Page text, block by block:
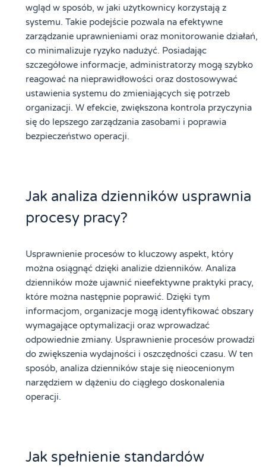
wgląd w sposób, w jaki użytkownicy korzystają z
systemu. Takie podejście pozwala na efektywne
zarządzanie uprawnieniami oraz monitorowanie działań,
co minimalizuje ryzyko nadużyć. Posiadając
szczegółowe informacje, administratorzy mogą szybko
reagować na nieprawidłowości oraz dostosowywać
ustawienia systemu do zmieniających się potrzeb
organizacji. W efekcie, zwiększona kontrola przyczynia
się do lepszego zarządzania zasobami i poprawia
bezpieczeństwo operacji.
Jak analiza dzienników usprawnia
procesy pracy?
Usprawnienie procesów to kluczowy aspekt, który
można osiągnąć dzięki analizie dzienników. Analiza
dzienników może ujawnić nieefektywne praktyki pracy,
które można następnie poprawić. Dzięki tym
informacjom, organizacje mogą identyfikować obszary
wymagające optymalizacji oraz wprowadzać
odpowiednie zmiany. Usprawnienie procesów prowadzi
do zwiększenia wydajności i oszczędności czasu. W ten
sposób, analiza dzienników staje się nieocenionym
narzędziem w dążeniu do ciągłego doskonalenia
operacji.
Jak spełnienie standardów